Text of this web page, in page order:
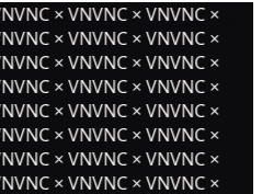
× VNVNC × VNVNC ×
× VNVNC × VNVNC ×
× VNVNC × VNVNC ×
× VNVNC × VNVNC ×
× VNVNC × VNVNC ×
× VNVNC × VNVNC ×
× VNVNC × VNVNC ×
× VNVNC × VNVNC ×